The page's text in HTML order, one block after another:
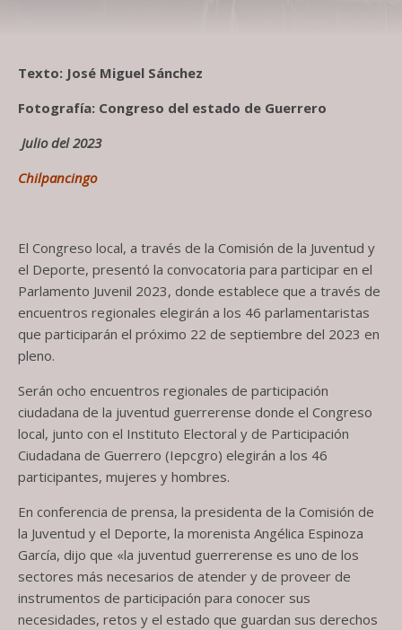
Texto: José Miguel Sánchez
Fotografía: Congreso del estado de Guerrero
Julio del 2023
Chilpancingo
El Congreso local, a través de la Comisión de la Juventud y
el Deporte, presentó la convocatoria para participar en el
Parlamento Juvenil 2023, donde establece que a través de
encuentros regionales elegirán a los 46 parlamentaristas
que participarán el próximo 22 de septiembre del 2023 en
pleno.
Serán ocho encuentros regionales de participación
ciudadana de la juventud guerrerense donde el Congreso
local, junto con el Instituto Electoral y de Participación
Ciudadana de Guerrero (Iepcgro) elegirán a los 46
participantes, mujeres y hombres.
En conferencia de prensa, la presidenta de la Comisión de
la Juventud y el Deporte, la morenista Angélica Espinoza
García, dijo que «la juventud guerrerense es uno de los
sectores más necesarios de atender y de proveer de
instrumentos de participación para conocer sus
necesidades, retos y el estado que guardan sus derechos